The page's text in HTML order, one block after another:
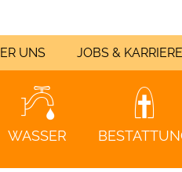
UNS JOBS & KARRIERE
WASSER